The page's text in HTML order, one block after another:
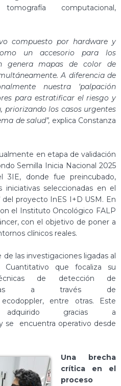
computacional,
compuesto por hardware y
un accesorio para los
genera mapas de color de
A diferencia de
nuestra ‘palpación
para estratificar el riesgo y
los casos urgentes
de salud”, explica Constanza
en etapa de validación
Semilla Inicia Nacional 2025
3IE, donde fue preincubado,
seleccionadas en el
del proyecto InES I+D USM. En
el Instituto Oncológico FALP
con el objetivo de poner a
clínicos reales.
las investigaciones ligadas al
Cuantitativo que focaliza su
de detección de
a través de
entre otras. Este
gracias a
se encuentra operativo desde
Una brecha
crítica en el
proceso